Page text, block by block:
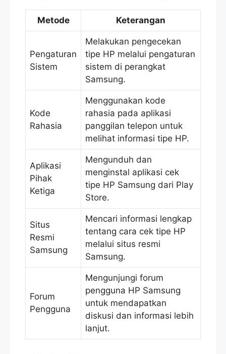
Metode Keterangan
Pengaturan
Sistem
Melakukan pengecekan
tipe HP melalui pengaturan
sistem di perangkat
Samsung.
Kode
Rahasia
Menggunakan kode
rahasia pada aplikasi
panggilan telepon untuk
melihat informasi tipe HP.
Aplikasi
Pihak
Ketiga
Mengunduh dan
menginstal aplikasi cek
tipe HP Samsung dari Play
Store.
Situs
Resmi
Samsung
Mencari informasi lengkap
tentang cara cek tipe HP
melalui situs resmi
Samsung.
Forum
Pengguna
Mengunjungi forum
pengguna HP Samsung
untuk mendapatkan
diskusi dan informasi lebih
lanjut.